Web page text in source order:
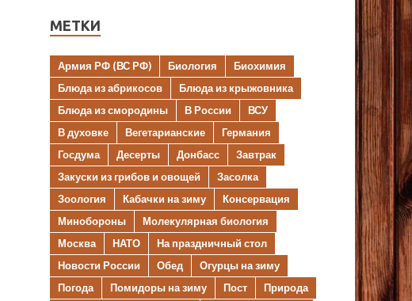
МЕТКИ
Армия РФ (ВС РФ) Биология
Биохимия
Блюда из абрикосов
Блюда из крыжовника
Блюда из смородины
В России
ВСУ
В духовке
Вегетарианские
Германия
Госдума
Десерты Донбасс
Завтрак
Закуски из грибов и овощей
Засолка
Зоология
Кабачки на зиму
Консервация
Минобороны
Молекулярная биология
Москва
НАТО
На праздничный стол
Новости России
Обед
Огурцы на зиму
Погода
Помидоры на зиму Пост Природа